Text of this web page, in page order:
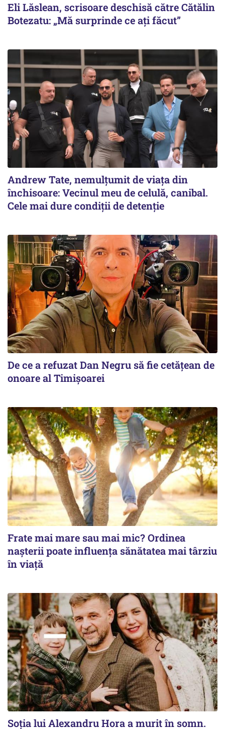
Eli Lăslean, scrisoare deschisă către Cătălin
Botezatu: „Mă surprinde ce ați făcut”
Andrew Tate, nemulțumit de viața din
închisoare: Vecinul meu de celulă, canibal.
Cele mai dure condiții de detenție
De ce a refuzat Dan Negru să fie cetățean de
onoare al Timișoarei
Frate mai mare sau mai mic? Ordinea
nașterii poate influența sănătatea mai târziu
în viață
Soția lui Alexandru Hora a murit în somn.